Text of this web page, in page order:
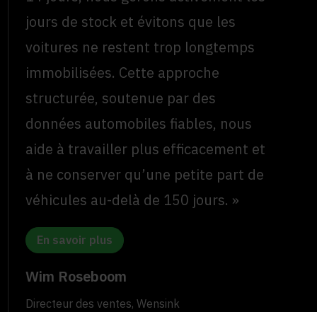
jours de stock et évitons que les
voitures ne restent trop longtemps
immobilisées. Cette approche
structurée, soutenue par des
données automobiles fiables, nous
aide à travailler plus efficacement et
à ne conserver qu’une petite part de
véhicules au-delà de 150 jours. »
En savoir plus
Wim Roseboom
Directeur des ventes, Wensink